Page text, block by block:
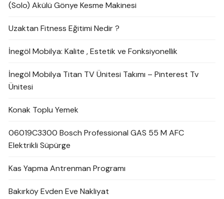
(Solo) Akülü Gönye Kesme Makinesi
Uzaktan Fitness Eğitimi Nedir ?
İnegöl Mobilya: Kalite , Estetik ve Fonksiyonellik
İnegöl Mobilya Titan TV Ünitesi Takımı – Pinterest Tv
Ünitesi
Konak Toplu Yemek
06019C3300 Bosch Professional GAS 55 M AFC
Elektrikli Süpürge
Kas Yapma Antrenman Programı
Bakırköy Evden Eve Nakliyat